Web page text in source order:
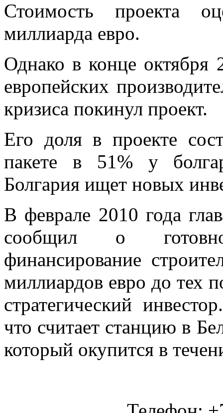
Стоимость проекта
миллиарда евро.
Однако в конце октября
европейских
кризиса покинул проект.
Его доля в проекте
пакете в 51% у
Болгария ищет новых
В феврале 2010 года
сообщил о
финансирование
миллиардов евро до тех
стратегический
что считает станцию в
который окупится в